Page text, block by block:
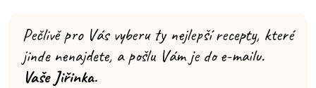
Pečlivě pro Vás vyberu ty nejlepší recepty, které
jinde nenajdete, a pošlu Vám je do e-mailu.
Vaše Jiřinka.